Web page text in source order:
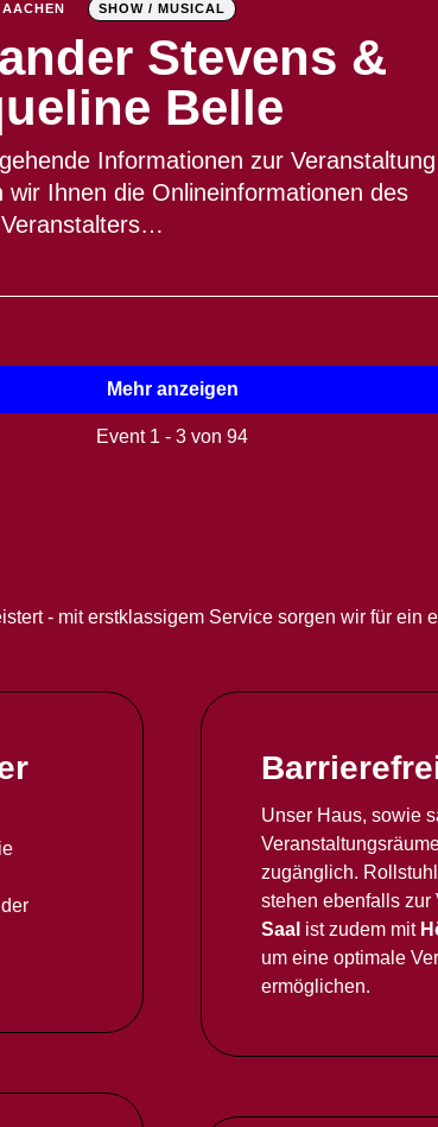
SHOW / MUSICAL
Stevens &
Belle
Informationen zur Veranstaltung
wir Ihnen die Onlineinformationen des
Mehr anzeigen
Event 1 - 3 von 94
- mit erstklassigem Service sorgen wir für ein
Unser Haus, sowie
zugänglich.
stehen ebenfalls
Saal ist zudem mit
um eine optimale
ermöglichen.